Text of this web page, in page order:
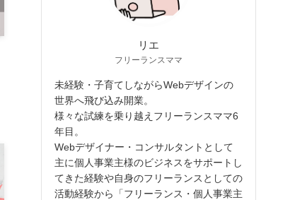
リエ
フリーランスママ
未経験・子育てしながらWebデザインの
世界へ飛び込み開業。
様々な試練を乗り越えフリーランスママ6
年目。
Webデザイナー・コンサルタントとして
主に個人事業主様のビジネスをサポートし
てきた経験や自身のフリーランスとしての
活動経験から「フリーランス・個人事業主